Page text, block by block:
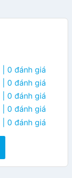
| 0 đánh giá
| 0 đánh giá
| 0 đánh giá
| 0 đánh giá
| 0 đánh giá